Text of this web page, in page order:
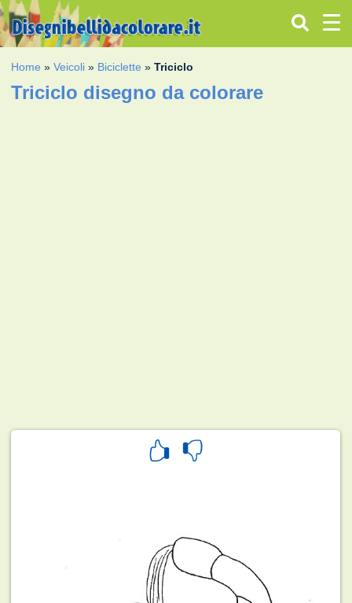
Home »Veicoli » Biciclette »Triciclo
Triciclo disegno da colorare